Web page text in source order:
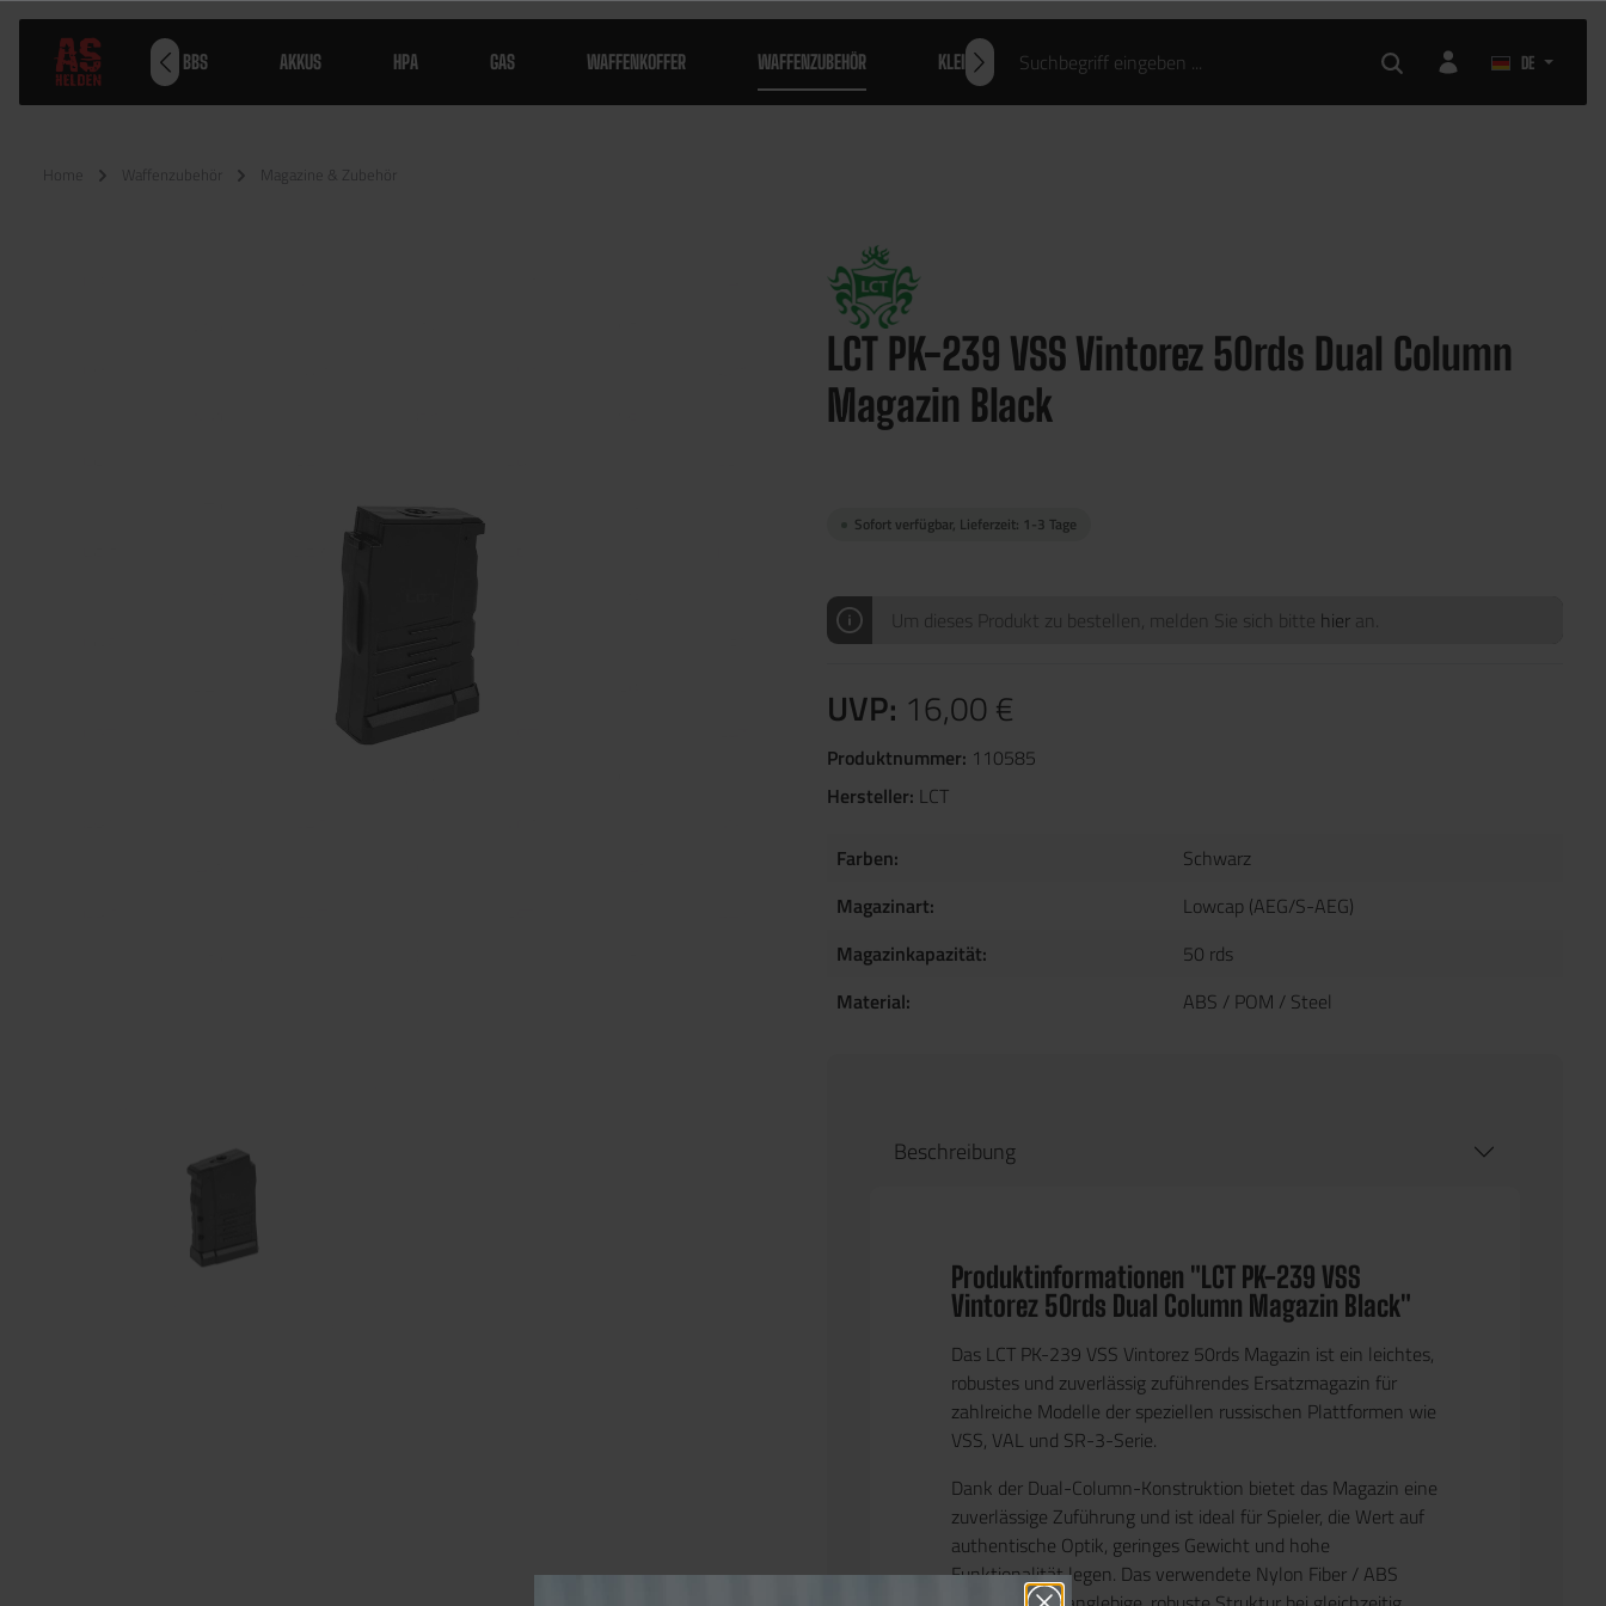
WAFFEN BBS AKKUS HPA GAS WAFFENKOFFER WAFFENZUBEHÖR KLEIDUNG AIRSOFT ZUBEHÖR DE
Home Waffenzubehör Magazine & Zubehör
LCT PK-239 VSS Vintorez 50rds Dual Column
Magazin Black
Sofort verfügbar, Lieferzeit: 1-3 Tage
Um dieses Produkt zu bestellen, melden Sie sich bitte hier an.
UVP: 16,00 €
Produktnummer: 110585
Hersteller: LCT
Farben:
Schwarz
Magazinart:
Lowcap (AEG/S-AEG)
Magazinkapazität:
50 rds
Material:
ABS / POM / Steel
Beschreibung
Produktinformationen "LCT PK-239 VSS
Vintorez 50rds Dual Column Magazin Black"
Das LCT PK-239 VSS Vintorez 50rds Magazin ist ein leichtes,
robustes und zuverlässig zuführendes Ersatzmagazin für
zahlreiche Modelle der speziellen russischen Plattformen wie
VSS, VAL und SR-3-Serie.
Dank der Dual-Column-Konstruktion bietet das Magazin eine
zuverlässige Zuführung und ist ideal für Spieler, die Wert auf
authentische Optik, geringes Gewicht und hohe
Funktionalität legen. Das verwendete Nylon Fiber / ABS